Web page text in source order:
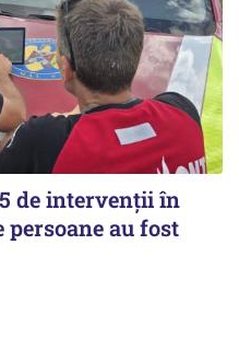
de intervenții în
persoane au fost